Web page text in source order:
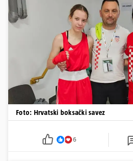
Foto: Hrvatski boksački savez
6